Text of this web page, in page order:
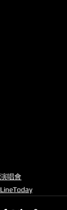
演唱會
LineToday